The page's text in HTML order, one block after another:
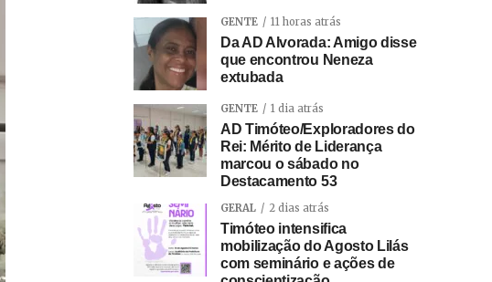
GENTE 11 horas atrás
Da AD Alvorada: Amigo disse
que encontrou Neneza
extubada
GENTE 1 dia atrás
AD Timóteo/Exploradores do
Rei: Mérito de Liderança
marcou o sábado no
Destacamento 53
GERAL 2 dias atrás
Timóteo intensifica
mobilização do Agosto Lilás
com seminário e ações de